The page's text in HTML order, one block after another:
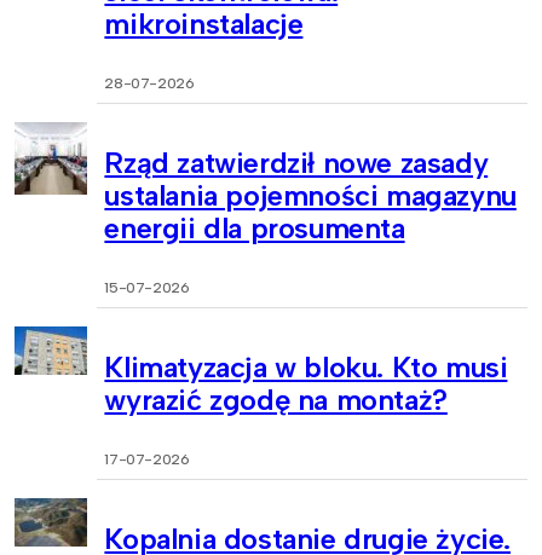
mikroinstalacje
28-07-2026
Rząd zatwierdził nowe zasady
ustalania pojemności magazynu
energii dla prosumenta
15-07-2026
Klimatyzacja w bloku. Kto musi
wyrazić zgodę na montaż?
17-07-2026
Kopalnia dostanie drugie życie.